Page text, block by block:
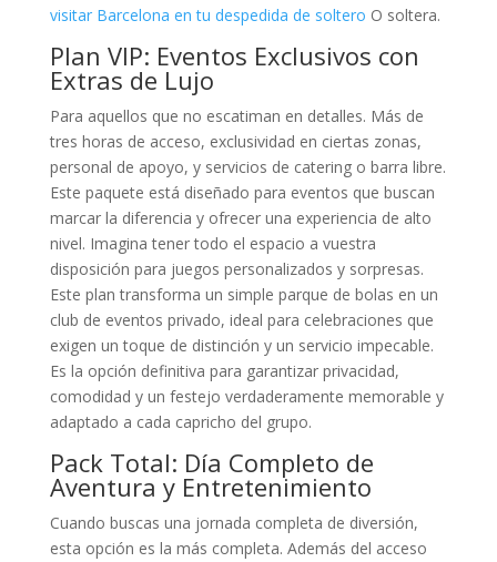
visitar Barcelona en tu despedida de soltero O soltera.
Plan VIP: Eventos Exclusivos con
Extras de Lujo
Para aquellos que no escatiman en detalles. Más de
tres horas de acceso, exclusividad en ciertas zonas,
personal de apoyo, y servicios de catering o barra libre.
Este paquete está diseñado para eventos que buscan
marcar la diferencia y ofrecer una experiencia de alto
nivel. Imagina tener todo el espacio a vuestra
disposición para juegos personalizados y sorpresas.
Este plan transforma un simple parque de bolas en un
club de eventos privado, ideal para celebraciones que
exigen un toque de distinción y un servicio impecable.
Es la opción definitiva para garantizar privacidad,
comodidad y un festejo verdaderamente memorable y
adaptado a cada capricho del grupo.
Pack Total: Día Completo de
Aventura y Entretenimiento
Cuando buscas una jornada completa de diversión,
esta opción es la más completa. Además del acceso